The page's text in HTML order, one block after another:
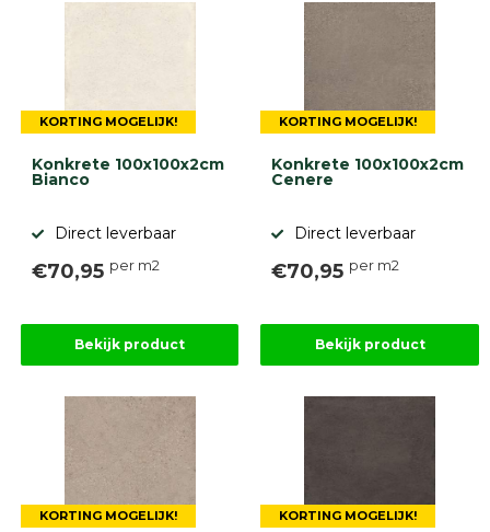
ervaringen
KORTING MOGELIJK!
Konkrete 100x100x2cm
Bianco
Direct leverbaar
€70,95 per m2
Bekijk product
KORTING MOGELIJK!
Konkrete 100x100x2cm
Cenere
Direct leverbaar
€70,95 per m2
Bekijk product
KORTING MOGELIJK! KORTING MOGELIJK!